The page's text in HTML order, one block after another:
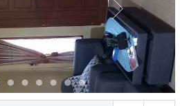
Untuk hasil simulasi
pada kotak-
Simpan